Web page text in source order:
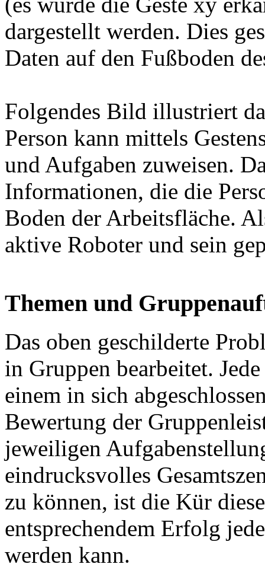
dargestellt werden. Dies
Daten auf den Fußboden
Folgendes Bild illustriert
Person kann mittels
und Aufgaben zuweisen.
Informationen, die die
Boden der Arbeitsfläche.
aktive Roboter und sein
Themen und
Das oben geschilderte
in Gruppen bearbeitet.
einem in sich
Bewertung der
jeweiligen
eindrucksvolles
zu können, ist die Kür
entsprechendem Erfolg
werden kann.